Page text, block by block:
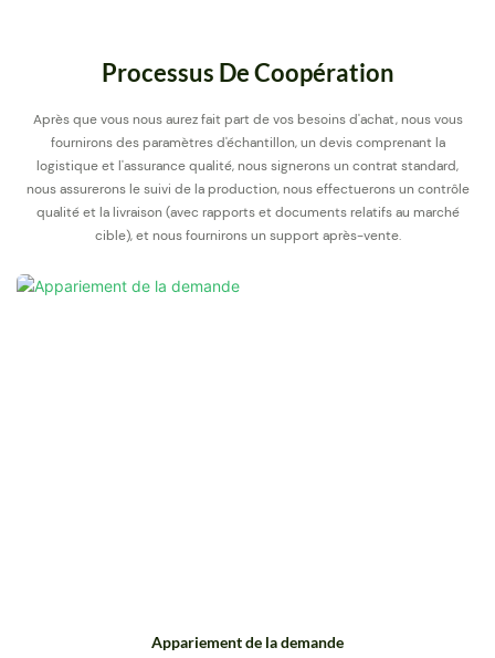
Processus De Coopération
Après que vous nous aurez fait part de vos besoins d'achat, nous vous
fournirons des paramètres d'échantillon, un devis comprenant la
logistique et l'assurance qualité, nous signerons un contrat standard,
nous assurerons le suivi de la production, nous effectuerons un contrôle
qualité et la livraison (avec rapports et documents relatifs au marché
cible), et nous fournirons un support après-vente.
Appariement de la demande